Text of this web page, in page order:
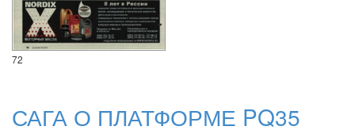
72
САГА О ПЛАТФОРМЕ PQ35